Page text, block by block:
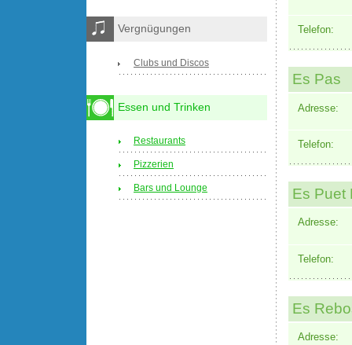
Telefon:
Es Pas
Adresse:
Telefon:
Es Puet
Adresse:
Telefon:
Es
Adresse:
Vergnügungen
Clubs und Discos
Essen und Trinken
Restaurants
Pizzerien
Bars und Lounge